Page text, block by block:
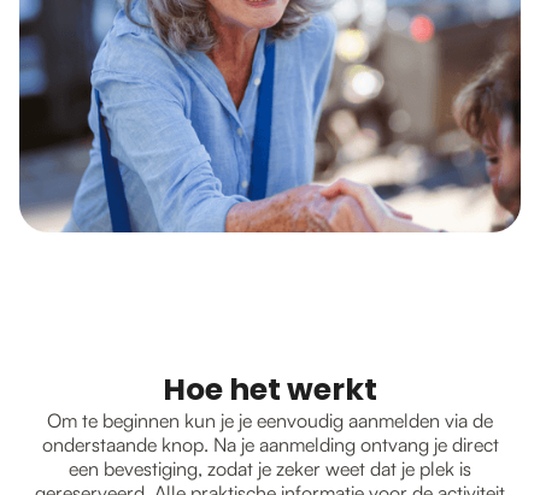
Hoe het werkt
Om te beginnen kun je je eenvoudig aanmelden via de
onderstaande knop. Na je aanmelding ontvang je direct
een bevestiging, zodat je zeker weet dat je plek is